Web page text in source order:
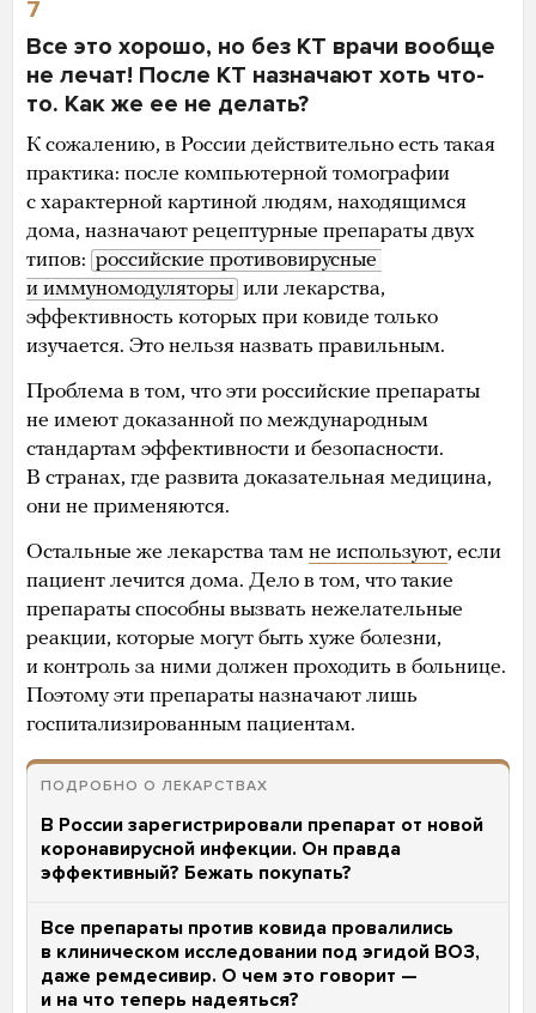
7
Все это хорошо, но без КТ врачи вообще
не лечат! После КТ назначают хоть что-
то. Как же ее не делать?
К сожалению, в России действительно есть такая
практика: после компьютерной томографии
с характерной картиной людям, находящимся
дома, назначают рецептурные препараты двух
типов: российские противовирусные
и иммуномодуляторы или лекарства,
эффективность которых при ковиде только
изучается. Это нельзя назвать правильным.
Проблема в том, что эти российские препараты
не имеют доказанной по международным
стандартам эффективности и безопасности.
В странах, где развита доказательная медицина,
они не применяются.
Остальные же лекарства там не используют, если
пациент лечится дома. Дело в том, что такие
препараты способны вызвать нежелательные
реакции, которые могут быть хуже болезни,
и контроль за ними должен проходить в больнице.
Поэтому эти препараты назначают лишь
госпитализированным пациентам.
ПОДРОБНО О ЛЕКАРСТВАХ
В России зарегистрировали препарат от новой
коронавирусной инфекции. Он правда
эффективный? Бежать покупать?
Все препараты против ковида провалились
в клиническом исследовании под эгидой ВОЗ,
даже ремдесивир. О чем это говорит —
и на что теперь надеяться?